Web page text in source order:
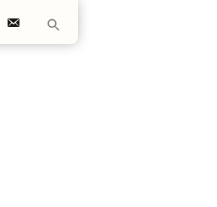
E-mail